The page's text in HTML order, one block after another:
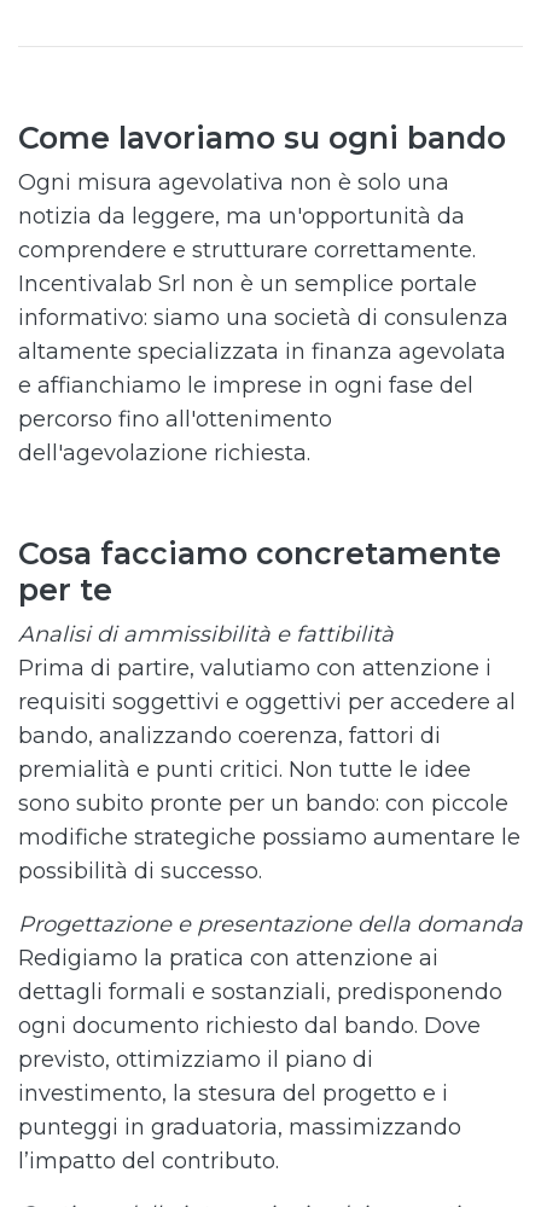
Come lavoriamo su ogni bando
Ogni misura agevolativa non è solo una
notizia da leggere, ma un'opportunità da
comprendere e strutturare correttamente.
Incentivalab Srl non è un semplice portale
informativo: siamo una società di consulenza
altamente specializzata in finanza agevolata
e affianchiamo le imprese in ogni fase del
percorso fino all'ottenimento
dell'agevolazione richiesta.
Cosa facciamo concretamente
per te
Analisi di ammissibilità e fattibilità
Prima di partire, valutiamo con attenzione i
requisiti soggettivi e oggettivi per accedere al
bando, analizzando coerenza, fattori di
premialità e punti critici. Non tutte le idee
sono subito pronte per un bando: con piccole
modifiche strategiche possiamo aumentare le
possibilità di successo.
Progettazione e presentazione della domanda
Redigiamo la pratica con attenzione ai
dettagli formali e sostanziali, predisponendo
ogni documento richiesto dal bando. Dove
previsto, ottimizziamo il piano di
investimento, la stesura del progetto e i
punteggi in graduatoria, massimizzando
l’impatto del contributo.